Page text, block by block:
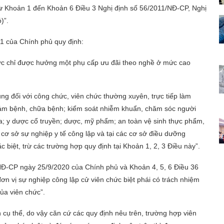
1 đến Khoản 6 Điều 3 Nghị định số 56/2011/NĐ-CP, Nghị
của Chính phủ quy định:
chỉ được hưởng một phụ cấp ưu đãi theo nghề ở mức cao
đối với công chức, viên chức thường xuyên, trực tiếp làm
bệnh, chữa bệnh; kiểm soát nhiễm khuẩn, chăm sóc người
y dược cổ truyền; dược, mỹ phẩm; an toàn vệ sinh thực phẩm,
sở sự nghiệp y tế công lập và tại các cơ sở điều dưỡng
biệt, trừ các trường hợp quy định tại Khoản 1, 2, 3 Điều này”.
CP ngày 25/9/2020 của Chính phủ và Khoản 4, 5, 6 Điều 36
vị sự nghiệp công lập cử viên chức biệt phái có trách nhiệm
viên chức”.
thể, do vậy căn cứ các quy định nêu trên, trường hợp viên